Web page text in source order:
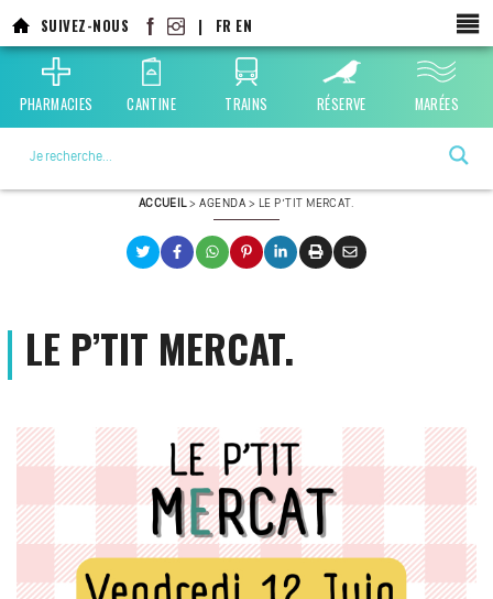
au
contenu
principal
SUIVEZ-NOUS | FR EN
PHARMACIES CANTINE TRAINS RÉSERVE MARÉES
ACCUEIL>AGENDA > LE P’TIT MERCAT.
LE P’TIT MERCAT.